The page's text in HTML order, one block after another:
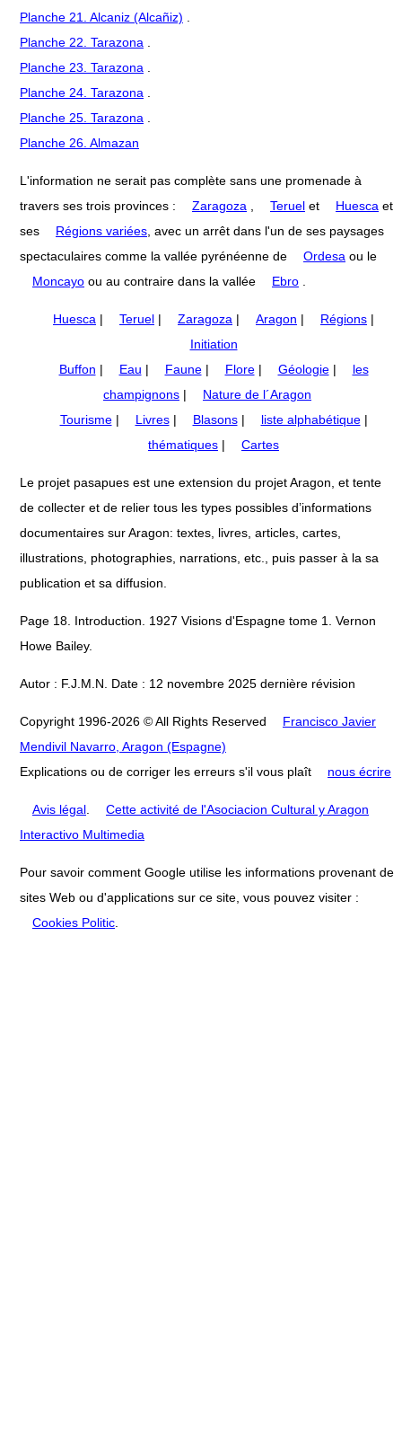
Planche 21. Alcaniz (Alcañiz)
Planche 22. Tarazona
Planche 23. Tarazona
Planche 24. Tarazona
Planche 25. Tarazona
Planche 26. Almazan
L'information ne serait pas complète sans une promenade à
travers ses trois provinces :
Zaragoza Teruel et Huesca et
ses
Régions variées , avec un arrêt dans l'un de ses paysages
spectaculaires comme la vallée pyrénéenne de
Ordesa ou le
Moncayo ou au contraire dans la vallée Ebro
Huesca | Teruel | Zaragoza | Aragon | Régions |
Initiation
Buffon | Eau | Faune| Flore| Géologie|
les
champignons |
Nature de l´Aragon
Tourisme| Livres| Blasons| liste alphabétique|
thématiques | Cartes
Le projet pasapues est une extension du projet Aragon, et tente
de collecter et de relier tous les types possibles d’informations
documentaires sur Aragon: textes, livres, articles, cartes,
illustrations, photographies, narrations, etc., puis passer à la sa
publication et sa diffusion.
Page 18. Introduction. 1927 Visions d'Espagne tome 1. Vernon
Howe Bailey.
Autor : F.J.M.N. Date : 12 novembre 2025 dernière révision
Copyright 1996-2026 © All Rights Reserved
Francisco Javier
Mendivil Navarro, Aragon (Espagne)
Explications ou de corriger les erreurs s'il vous plaît
nous écrire
Avis légal
Cette activité de l'Asociacion Cultural y Aragon
Interactivo Multimedia
Pour savoir comment Google utilise les informations provenant de
sites Web ou d'applications sur ce site, vous pouvez visiter :
Cookies Politic